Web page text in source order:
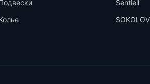
Подвески
Колье
Sentiell
SOKOLOV